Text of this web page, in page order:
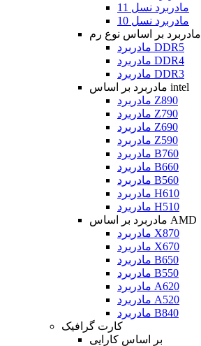
مادربرد نسل 11
مادربرد نسل 10
مادربرد بر اساس نوع رم
مادربرد DDR5
مادربرد DDR4
مادربرد DDR3
مادربرد بر اساس intel
مادربرد Z890
مادربرد Z790
مادربرد Z690
مادربرد Z590
مادربرد B760
مادربرد B660
مادربرد B560
مادربرد H610
مادربرد H510
مادربرد بر اساس AMD
مادربرد X870
مادربرد X670
مادربرد B650
مادربرد B550
مادربرد A620
مادربرد A520
مادربرد B840
کارت گرافیک
بر اساس کارایی